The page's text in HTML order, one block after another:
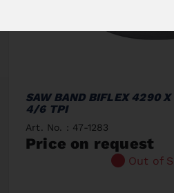
SAW BAND BIFLEX 4290 X
4/6 TPI
Art. No. : 47-1283
Price on request
Out of